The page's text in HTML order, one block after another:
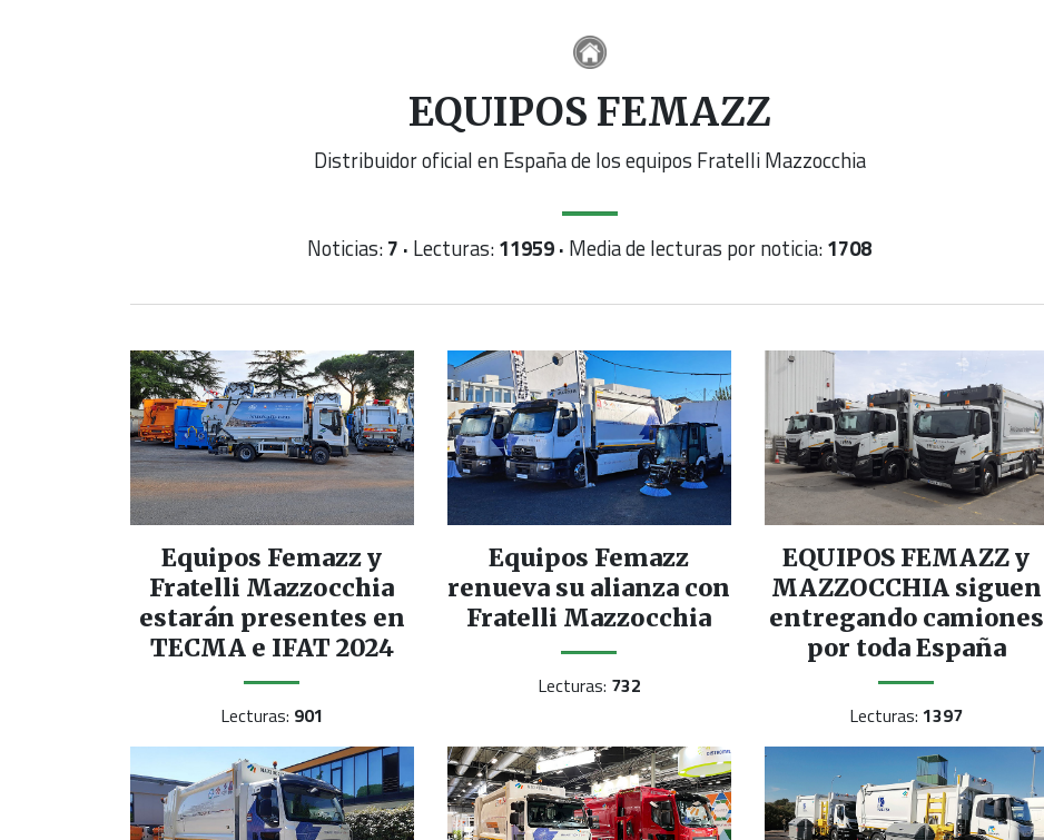
EQUIPOS FEMAZZ
Distribuidor oficial en España de los equipos Fratelli Mazzocchia
Noticias:7 · Lecturas:11959 · Media de lecturas por noticia:1708
Equipos Femazz y
Fratelli Mazzocchia
estarán presentes en
TECMA e IFAT 2024
Lecturas: 901
Equipos Femazz
renueva su alianza con
Fratelli Mazzocchia
Lecturas: 732
EQUIPOS FEMAZZ y
MAZZOCCHIA siguen
entregando camiones
por toda España
Lecturas:1397